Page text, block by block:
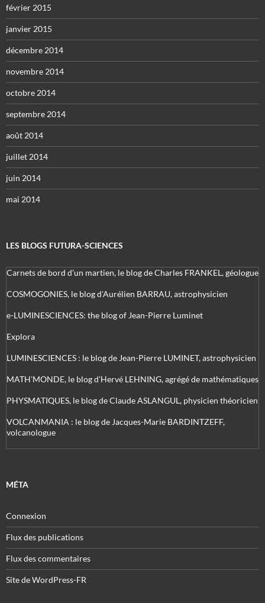
février 2015
janvier 2015
décembre 2014
novembre 2014
octobre 2014
septembre 2014
août 2014
juillet 2014
juin 2014
mai 2014
LES BLOGS FUTURA-SCIENCES
Carnets de bord d’un martien, le blog de Charles FRANKEL, géologue
COSMOGONIES, le blog d'Aurélien BARRAU, astrophysicien
e-LUMINESCIENCES: the blog of Jean-Pierre Luminet
Explora
LUMINESCIENCES : le blog de Jean-Pierre LUMINET, astrophysicien
MATH'MONDE, le blog d'Hervé LEHNING, agrégé de mathématiques
PHYSMATIQUES, le blog de Claude ASLANGUL, physicien théoricien
VOLCANMANIA : le blog de Jacques-Marie BARDINTZEFF,
volcanologue
MÉTA
Connexion
Flux des publications
Flux des commentaires
Site de WordPress-FR